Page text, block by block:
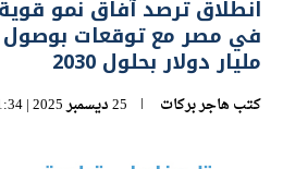
انطلاق ترصد آفاق نمو
مليار دولار بحلول 2030
كتب هاجر بركات 25 ديسمبر 2025 | 1:34 م